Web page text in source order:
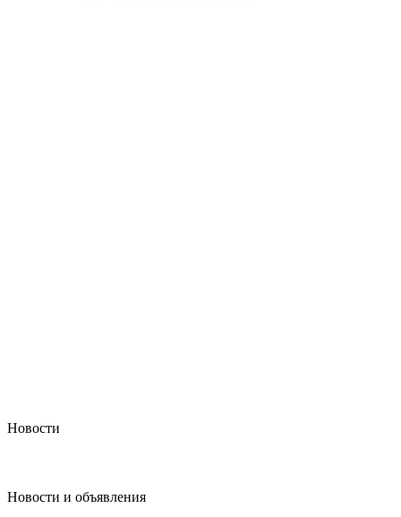
Новости
Новости и объявления